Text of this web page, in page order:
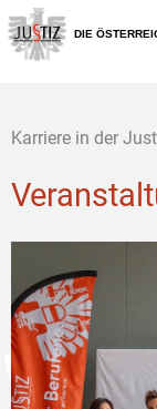
Zur
Hauptnavigation
[1]
Zum
Inhalt
[2]
DIE
Karriere in der